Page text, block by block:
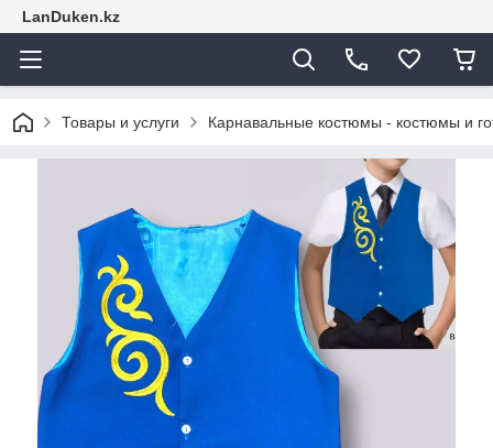
LanDuken.kz
Товары и услуги Карнавальные костюмы - костюмы и